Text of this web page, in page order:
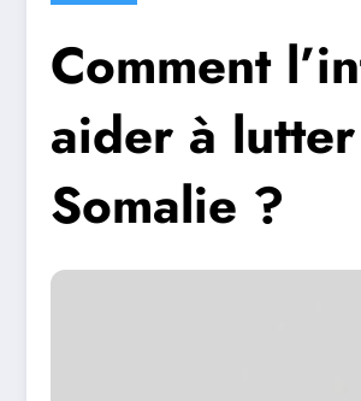
Comment
aider à
Somalie ?